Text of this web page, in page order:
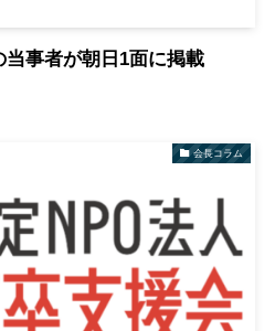
事者が朝日1面に掲載
会長コラム